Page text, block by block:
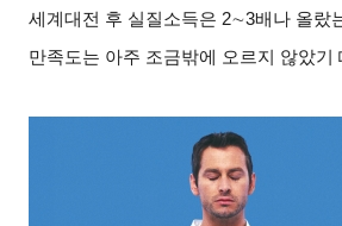
세계대전 후 실질소득은 2∼3배나 올랐
만족도는 아주 조금밖에 오르지 않았기